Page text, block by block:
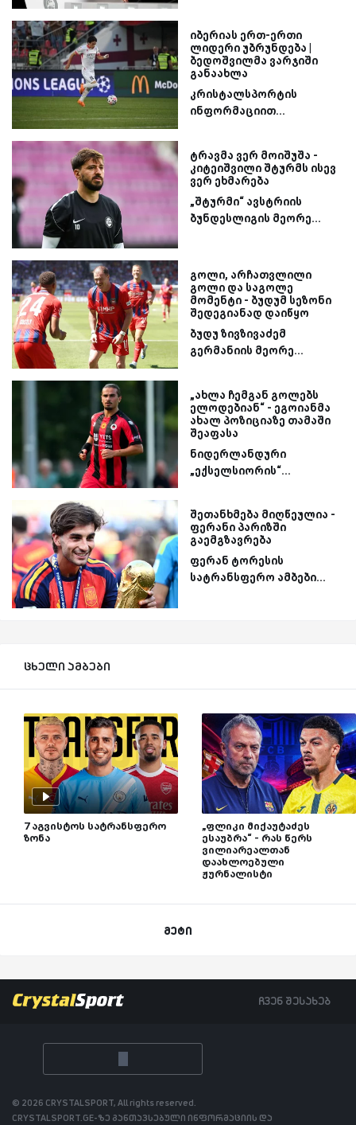
იბერიას ერთ-ერთი
ლიდერი უბრუნდება |
ბედოშვილმა ვარჯიში
განაახლა
კრისტალსპორტის
ინფორმაციით...
ტრავმა ვერ მოიშუშა -
კიტეიშვილი შტურმს ისევ
ვერ ეხმარება
„შტურმი“ ავსტრიის
ბუნდესლიგის მეორე...
გოლი, არჩათვლილი
გოლი და საგოლე
მომენტი - ბუდუმ სეზონი
შედეგიანად დაიწყო
ბუდუ ზივზივაძემ
გერმანიის მეორე...
„ახლა ჩემგან გოლებს
ელოდებიან“ - ეგოიანმა
ახალ პოზიციაზე თამაში
შეაფასა
ნიდერლანდური
„ექსელსიორის“...
შეთანხმება მიღწეულია -
ფერანი პარიზში
გაემგზავრება
ფერან ტორესის
სატრანსფერო ამბები...
ცხელი ამბები
7 აგვისტოს სატრანსფერო
ზონა
„ფლიკი მიქაუტაძეს
ესაუბრა“ - რას წერს
ვილიარეალთან
დაახლოებული
ჟურნალისტი
მეტი
ჩვენ შესახებ
© 2026 CRYSTALSPORT, All rights reserved.
CRYSTALSPORT.GE-ზე განთავსებული ინფორმაციის და